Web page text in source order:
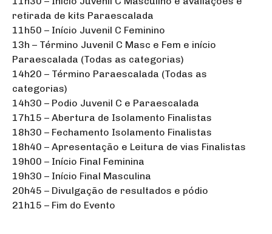
retirada de kits Paraescalada
11h50 – Início Juvenil C Feminino
13h – Término Juvenil C Masc e Fem e início
Paraescalada (Todas as categorias)
14h20 – Término Paraescalada (Todas as
categorias)
14h30 – Podio Juvenil C e Paraescalada
17h15 – Abertura de Isolamento Finalistas
18h30 – Fechamento Isolamento Finalistas
18h40 – Apresentação e Leitura de vias Finalistas
19h00 – Início Final Feminina
19h30 – Início Final Masculina
20h45 – Divulgação de resultados e pódio
21h15 – Fim do Evento